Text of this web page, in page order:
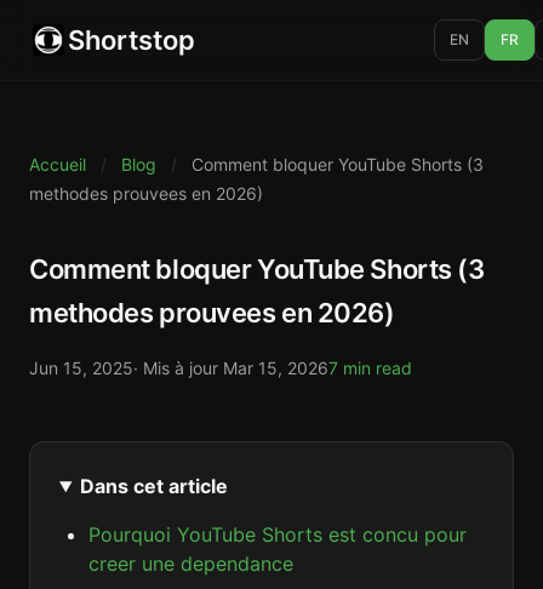
Shortstop EN FR
Accueil / Blog /
Comment bloquer YouTube Shorts (3
methodes prouvees en 2026)
Comment bloquer YouTube Shorts (3
methodes prouvees en 2026)
Jun 15, 2025· Mis à jour Mar 15, 20267 min read
Dans cet article
Pourquoi YouTube Shorts est concu pour
creer une dependance